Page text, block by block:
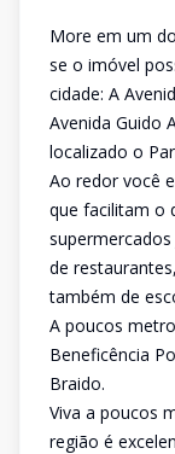
More em um
se o imóvel
cidade: A
Avenida Guido
localizado o
Ao redor você
que facilitam o
de
também de
A poucos
Beneficência
Braido.
Viva a poucos
região é